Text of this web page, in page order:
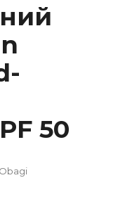
50
Health Broad-